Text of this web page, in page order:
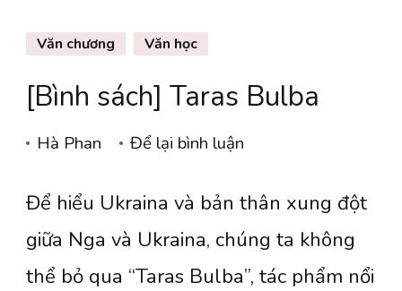
Văn chương Văn học
[Bình sách] Taras Bulba
Hà Phan Để lại bình luận
sách]
Taras
Bulba
Để hiểu Ukraina và bản thân xung đột
giữa Nga và Ukraina, chúng ta không
thể bỏ qua “Taras Bulba”, tác phẩm nổi